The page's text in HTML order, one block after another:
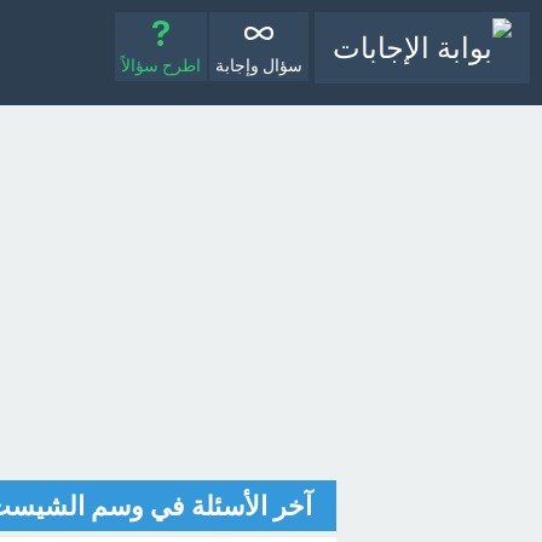
سؤال وإجابة اطرح سؤالاً
آخر الأسئلة في وسم